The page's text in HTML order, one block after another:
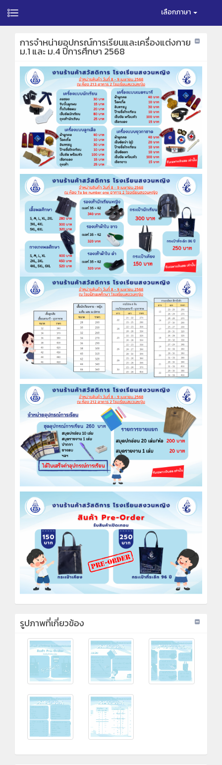
เลือกภาษา
การจำหน่ายอุปกรณ์การเรียนและเครื่องแต่งกาย
ม.1 และ ม.4 ปีการศึกษา 2568
รูปภาพที่เกี่ยวข้อง